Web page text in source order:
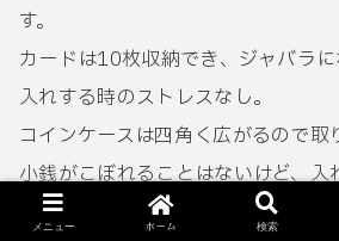
す。
カードは10枚収納でき、ジャバラ
入れする時のストレスなし。
コインケースは四角く広がるので取
小銭がこぼれることはないけど、入
ーが少し締めにくいかな？
メニュー ホーム 検索